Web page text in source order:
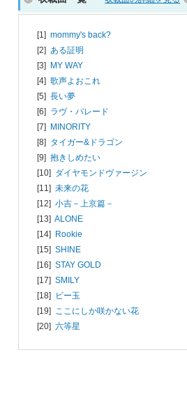
[1] mommy's back?
[2] ある証明
[3] MY WAY
[4] 歌声よおこれ
[5] 長い夢
[6] ラヴ・パレード
[7] MINORITY
[8] タイガー&ドラゴン
[9] 抱きしめたい
[10] ダイヤモンドヴァージン
[11] 未来の花
[12] 小吉－上京篇－
[13] ALONE
[14] Rookie
[15] SHINE
[16] STAY GOLD
[17] SMILY
[18] ビー玉
[19] ここにしか咲かない花
[20] 六等星